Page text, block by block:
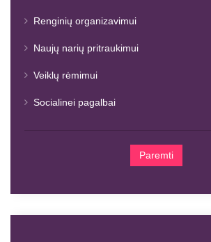
Renginių organizavimui
Naujų narių pritraukimui
Veiklų rėmimui
Socialinei pagalbai
Paremti